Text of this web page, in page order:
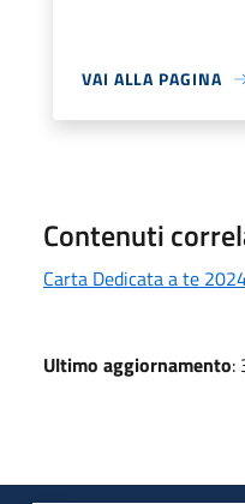
VAI ALLA PAGINA
Contenuti
Carta Dedicata a te
Ultimo aggiornamento: